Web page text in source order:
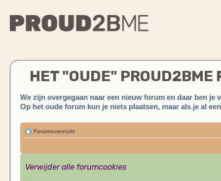
HET "OUDE" PROUD2BME
We zijn overgegaan naar een nieuw forum en daar ben je
Op het oude forum kun je niets plaatsen, maar als je al
Forumoverzicht
Verwijder alle forumcookies